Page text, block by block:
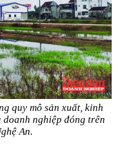
quy mô sản xuất, kinh
doanh nghiệp đóng trên
An.